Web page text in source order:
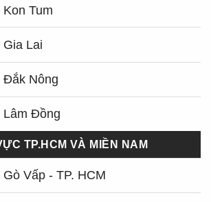
Tum
Gia Lai
Đắk Nông
Lâm Đồng
TP.HCM VÀ MIỀN NAM
Vấp - TP. HCM